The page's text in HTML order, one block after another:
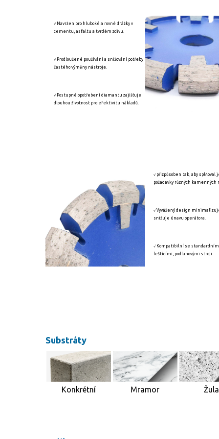
√ Navržen pro hluboké a rovné drážky v
cementu, asfaltu a tvrdém zdivu.
√ Prodloužené používání a snižování potřeby
častého výměny nástroje.
√ Postupné opotřebení diamantu zajišťuje
dlouhou životnost pro efektivitu nákladů.
√ přizpůsoben tak, aby splňoval
požadavky různých
√ Vyvážený design
snižuje únavu operátora.
√ Kompatibilní se
leštícími, podlahovými stroji.
Substráty
Konkrétní Mramor Žula